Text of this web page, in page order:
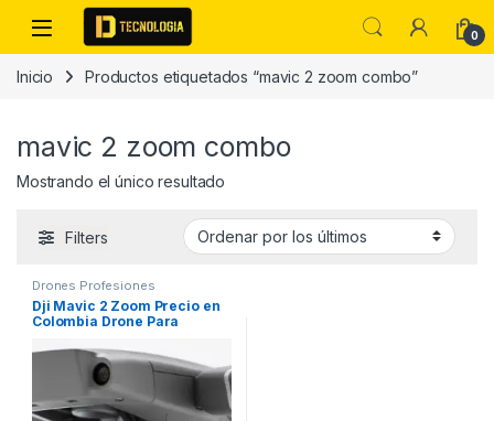
Skip to navigation
Skip to content
0
Inicio Productos etiquetados “mavic 2 zoom combo”
mavic 2 zoom combo
Mostrando el único resultado
Filters
Drones Profesiones
Dji Mavic 2 Zoom Precio en
Colombia Drone Para